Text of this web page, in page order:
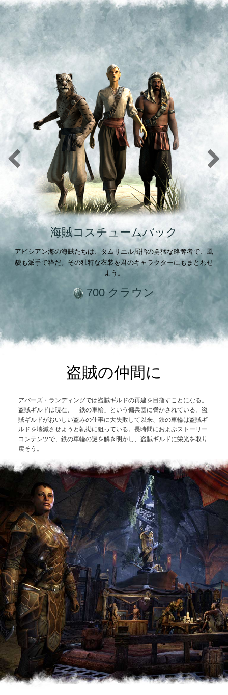
海賊コスチュームパック
アビシアン海の海賊たちは、タムリエル屈指の勇猛な略奪者で、風
貌も派手で粋だ。その独特な衣装を君のキャラクターにもまとわせ
よう。
700 クラウン
盗賊の仲間に
アバーズ・ランディングでは盗賊ギルドの再建を目指すことになる。
盗賊ギルドは現在、「鉄の車輪」という傭兵団に脅かされている。盗
賊ギルドがおいしい盗みの仕事に大失敗して以来、鉄の車輪は盗賊ギ
ルドを壊滅させようと執拗に狙っている。長時間におよぶストーリー
コンテンツで、鉄の車輪の謎を解き明かし、盗賊ギルドに栄光を取り
戻そう。